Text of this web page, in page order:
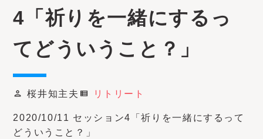
4「祈りを一緒にするっ
てどういうこと？」
person 桜井知主夫 view_list リトリート
2020/10/11 セッション4「祈りを一緒にするって
どういうこと？」